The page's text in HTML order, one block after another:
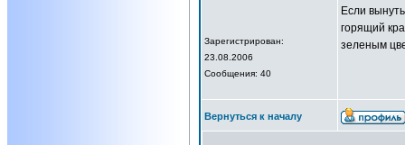
Зарегистрирован:
23.08.2006
Сообщения: 40
Если
горящий
зеленым
Вернуться к началу